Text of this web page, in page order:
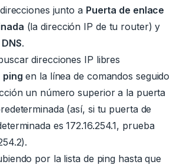
junto a Puerta de enlace
(la dirección IP de tu router) y
.
direcciones IP libres
ping en la línea de comandos seguido
un número superior a la puerta
(así, si tu puerta de
es 172.16.254.1, prueba
por la lista de ping hasta que